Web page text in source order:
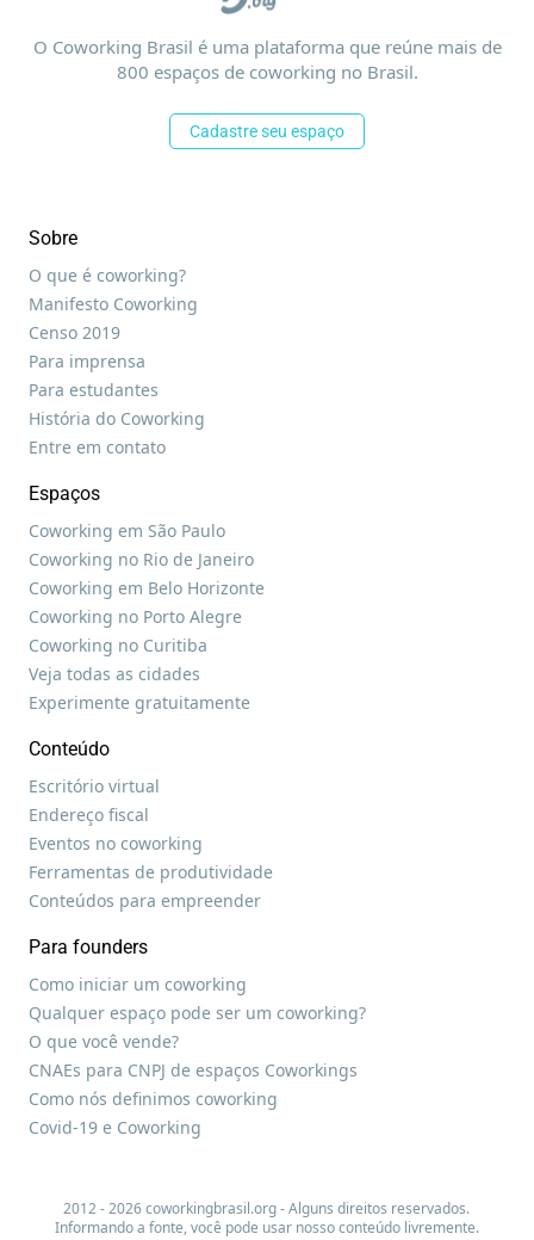
O Coworking Brasil é uma plataforma que reúne mais de
800 espaços de coworking no Brasil.
Cadastre seu espaço
Sobre
O que é coworking?
Manifesto Coworking
Censo 2019
Para imprensa
Para estudantes
História do Coworking
Entre em contato
Espaços
Coworking em São Paulo
Coworking no Rio de Janeiro
Coworking em Belo Horizonte
Coworking no Porto Alegre
Coworking no Curitiba
Veja todas as cidades
Experimente gratuitamente
Conteúdo
Escritório virtual
Endereço fiscal
Eventos no coworking
Ferramentas de produtividade
Conteúdos para empreender
Para founders
Como iniciar um coworking
Qualquer espaço pode ser um coworking?
O que você vende?
CNAEs para CNPJ de espaços Coworkings
Como nós definimos coworking
Covid-19 e Coworking
2012 - 2026 coworkingbrasil.org - Alguns direitos reservados.
Informando a fonte, você pode usar nosso conteúdo livremente.